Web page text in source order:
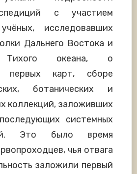
с участием
исследовавших
Дальнего Востока и
Тихого океана, о
первых карт, сборе
ботанических и
коллекций, заложивших
системных
Это было время
чья отвага
заложили первый